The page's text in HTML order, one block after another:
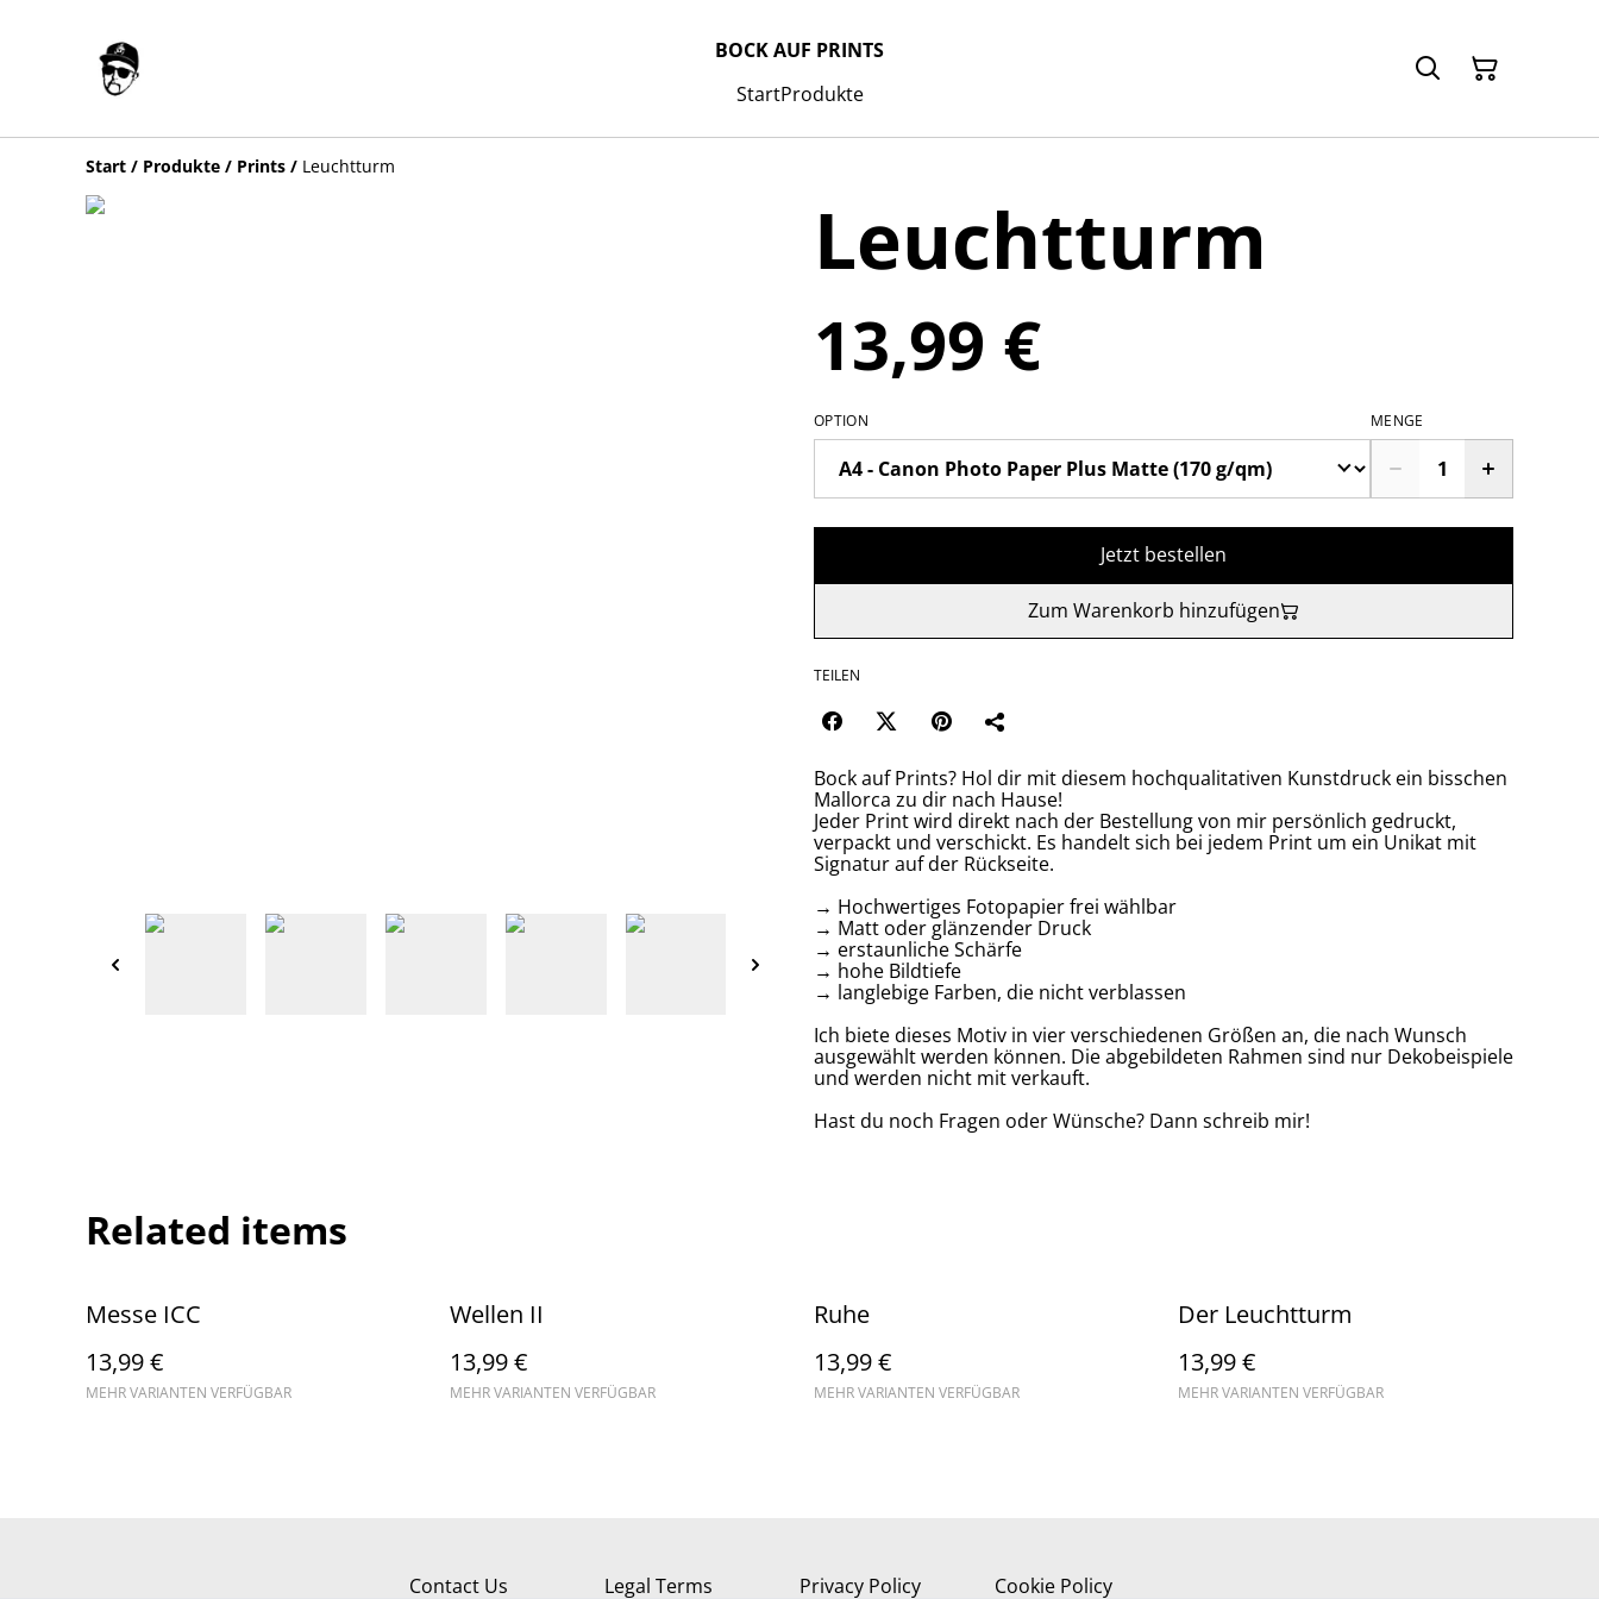
BOCK AUF PRINTS
StartProdukte
Start / Produkte / Prints / Leuchtturm
Leuchtturm
13,99 €
OPTION MENGE
Jetzt bestellen
Zum Warenkorb hinzufügen
TEILEN
Bock auf Prints? Hol dir mit diesem hochqualitativen Kunstdruck ein bisschen
Mallorca zu dir nach Hause!
Jeder Print wird direkt nach der Bestellung von mir persönlich gedruckt,
verpackt und verschickt. Es handelt sich bei jedem Print um ein Unikat mit
Signatur auf der Rückseite.
→ Hochwertiges Fotopapier frei wählbar
→ Matt oder glänzender Druck
→ erstaunliche Schärfe
→ hohe Bildtiefe
→ langlebige Farben, die nicht verblassen
Ich biete dieses Motiv in vier verschiedenen Größen an, die nach Wunsch
ausgewählt werden können. Die abgebildeten Rahmen sind nur Dekobeispiele
und werden nicht mit verkauft.
Hast du noch Fragen oder Wünsche? Dann schreib mir!
Related items
Messe ICC
13,99 €
MEHR VARIANTEN VERFÜGBAR
Wellen II
13,99 €
MEHR VARIANTEN VERFÜGBAR
Ruhe
13,99 €
MEHR VARIANTEN VERFÜGBAR
Der Leuchtturm
13,99 €
MEHR VARIANTEN VERFÜGBAR
Contact Us Legal Terms Privacy Policy Cookie Policy